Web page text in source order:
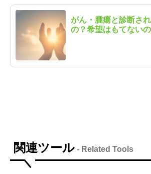
がん・腫瘍と診断さ
の？希望はもてない
関連ツール - Related Tools